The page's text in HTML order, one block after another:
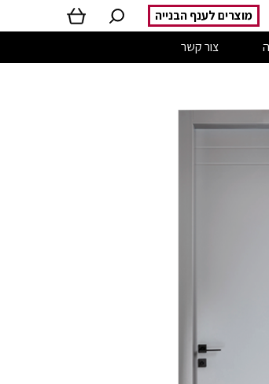
מוצרים לענף הבנייה
צור קשר